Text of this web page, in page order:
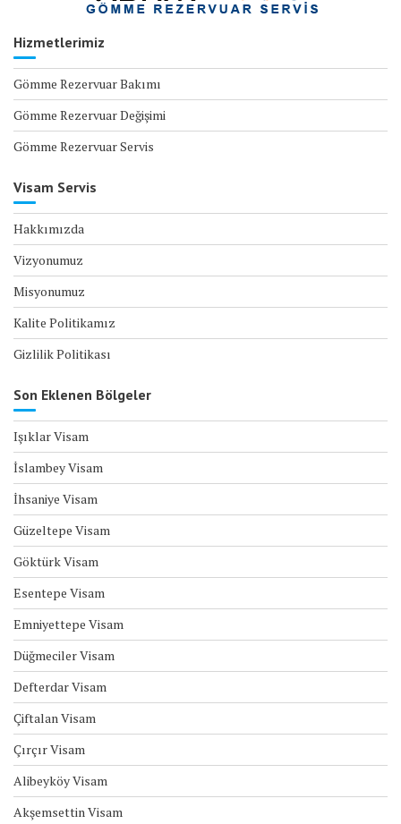
Hizmetlerimiz
Gömme Rezervuar Bakımı
Gömme Rezervuar Değişimi
Gömme Rezervuar Servis
Visam Servis
Hakkımızda
Vizyonumuz
Misyonumuz
Kalite Politikamız
Gizlilik Politikası
Son Eklenen Bölgeler
Işıklar Visam
İslambey Visam
İhsaniye Visam
Güzeltepe Visam
Göktürk Visam
Esentepe Visam
Emniyettepe Visam
Düğmeciler Visam
Defterdar Visam
Çiftalan Visam
Çırçır Visam
Alibeyköy Visam
Akşemsettin Visam